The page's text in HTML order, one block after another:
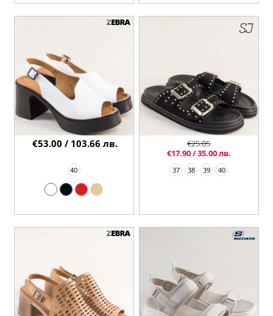
40
€53.00 / 103.66 лв.
37 38 39 40
€25.05
€17.90 / 35.00 лв.